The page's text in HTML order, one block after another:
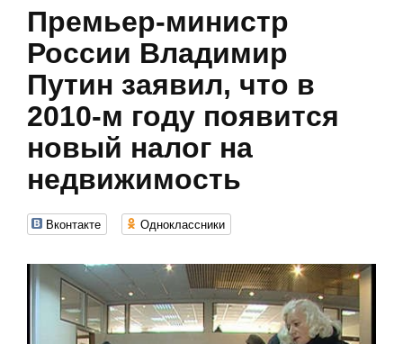
Премьер-министр
России Владимир
Путин заявил, что в
2010-м году появится
новый налог на
недвижимость
Вконтакте Одноклассники